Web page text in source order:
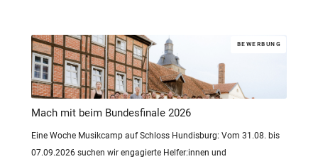
BEWERBUNG
Mach mit beim Bundesfinale 2026
Eine Woche Musikcamp auf Schloss Hundisburg: Vom 31.08. bis
07.09.2026 suchen wir engagierte Helfer:innen und